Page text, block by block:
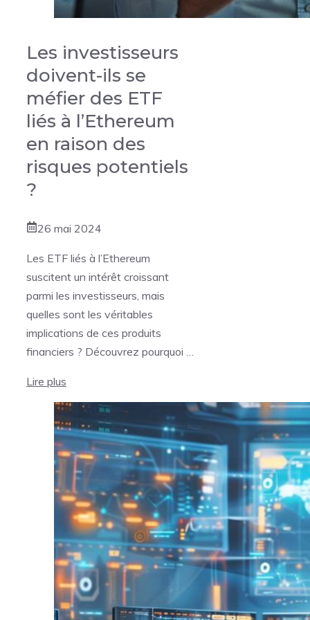
Les investisseurs
doivent-ils se
méfier des ETF
liés à l’Ethereum
en raison des
risques potentiels
?
26 mai 2024
Les ETF liés à l’Ethereum
suscitent un intérêt croissant
parmi les investisseurs, mais
quelles sont les véritables
implications de ces produits
financiers ? Découvrez pourquoi …
Lire plus